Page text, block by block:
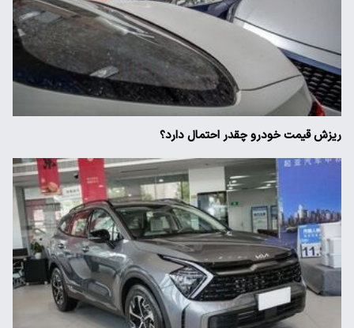
ریزش قیمت خودرو چقدر احتمال دارد؟